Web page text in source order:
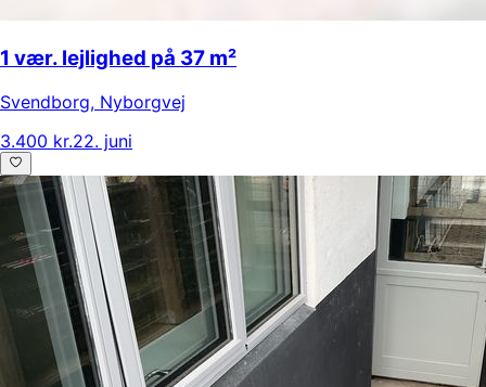
1 vær. lejlighed på 37 m²
Svendborg, Nyborgvej
3.400 kr.22. juni